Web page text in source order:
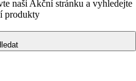
naši Akční stránku a vyhledejte
produkty